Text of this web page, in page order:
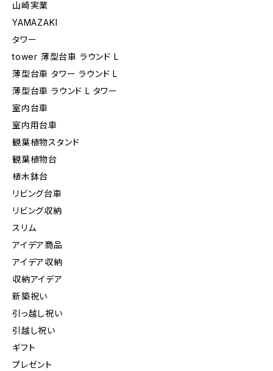
山崎実業
YAMAZAKI
タワー
tower 薄型台車 ラウンド L
薄型台車 タワー ラウンド L
薄型台車 ラウンド L タワー
室内台車
室内用台車
観葉植物スタンド
観葉植物台
植木鉢台
リビング台車
リビング収納
スリム
アイデア商品
アイデア収納
収納アイデア
新築祝い
引っ越し祝い
引越し祝い
ギフト
プレゼント